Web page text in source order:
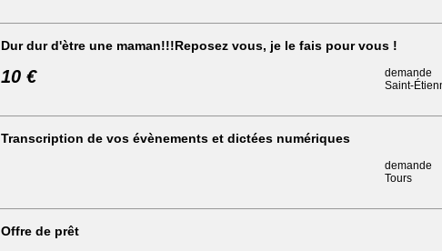
Dur dur d'ètre une maman!!!Reposez vous, je le fais pour vous !
10 €
demande
Saint-
Transcription de vos évènements et dictées numériques
demande
Tours
Offre de prêt